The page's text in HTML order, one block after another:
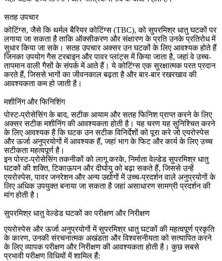
सतह उपचार
कोटिंग्स, जैसे किथर्मल बैरियर कोटिंग्स (TBC), को सुपरमिश्र धातु घटकों पर
लगाया जा सकता है ताकि ऑक्सीकरण और संक्षारण के प्रति उनके प्रतिरोध में
सुधार किया जा सके। सतह उपचार अक्सर उन घटकों के लिए आवश्यक होते हैं
जिनका उपयोगगैस टरबाइन और पावर प्लांट्समें किया जाता है, जहां वे उच्च-
तापमान वाली गैसों के संपर्क में आते हैं। ये कोटिंग्स एक सुरक्षात्मक परत प्रदान
करते हैं, जिससे भागों का जीवनकाल बढ़ता है और बार-बार रखरखाव की
आवश्यकता कम हो जाती है।
मशीनिंग और फिनिशिंग
पोस्ट-प्रोसेसिंग के बाद, सटीक आयाम और सतह फिनिश प्राप्त करने के लिए
अक्सरसटीक मशीनिंगकी आवश्यकता होती है। यह चरण यह सुनिश्चित करने
के लिए आवश्यक है कि घटक उन सटीक विनिर्देशों को पूरा करे जोएयरोस्पेस
और ऊर्जा अनुप्रयोगोंमें आवश्यक हैं, जहां भाग के फिट और कार्य के लिए उच्च
सटीकता महत्वपूर्ण है।
इन पोस्ट-प्रोसेसिंग तकनीकों को लागू करके, निर्माता वेल्डेड सुपरमिश्र धातु
घटकों की शक्ति, टिकाऊपन और दीर्घायु को बढ़ा सकते हैं, जिससे उन्हें
एयरोस्पेस, पावर जनरेशन और अन्य उद्योगों मेंउच्च-प्रदर्शन वाले अनुप्रयोगोंके
लिए अधिक उपयुक्त बनाया जा सकता है जहां असाधारण सामग्री प्रदर्शन की
मांग होती है।
सुपरमिश्र धातु वेल्डेड घटकों का परीक्षण और निरीक्षण
एयरोस्पेस और ऊर्जा अनुप्रयोगों में सुपरमिश्र धातु घटकों की महत्वपूर्ण प्रकृति
के कारण, उनकी संरचनात्मक अखंडता और विश्वसनीयता को सत्यापित करने
के लिए व्यापक परीक्षण और निरीक्षण की आवश्यकता होती है। कुछ सबसे
प्रभावी परीक्षण विधियों में शामिल हैं: